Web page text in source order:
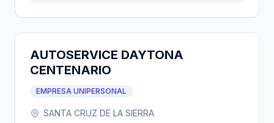
AUTOSERVICE DAYTONA
CENTENARIO
EMPRESA UNIPERSONAL
SANTA CRUZ DE LA SIERRA